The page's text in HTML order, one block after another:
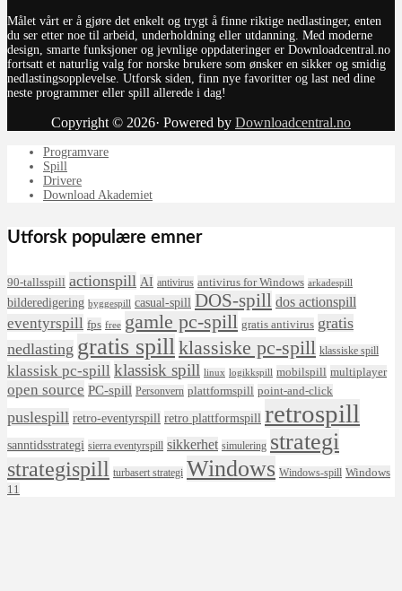
Målet vårt er å gjøre det enkelt og trygt å finne riktige nedlastinger, enten
du ser etter noe til arbeid, underholdning eller utdanning. Med moderne
design, smarte funksjoner og jevnlige oppdateringer er Downloadcentral.no
fortsatt et naturlig valg for norske brukere som ønsker en sikker og smidig
nedlastingsopplevelse. Utforsk siden, finn nye favoritter og last ned dine
neste programmer eller spill allerede i dag!
Copyright © 2026· Powered by Downloadcentral.no
Programvare
Spill
Drivere
Download Akademiet
Utforsk populære emner
90-tallsspill actionspill AI antivirus antivirus for Windows arkadespill
bilderedigering byggespill casual-spill DOS-spill dos actionspill
eventyrspill fps free gamle pc-spill gratis antivirus gratis
nedlasting gratis spillklassiske pc-spill klassiske spill
klassisk pc-spill klassisk spill linux logikkspill mobilspill multiplayer
open source PC-spill Personvern plattformspill point-and-click
puslespill retro-eventyrspill retro plattformspill retrospill
sanntidsstrategi sierra eventyrspill sikkerhet simulering strategi
strategispill turbasert strategi Windows Windows-spill Windows
11